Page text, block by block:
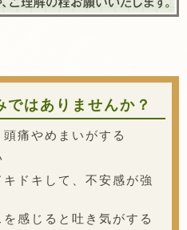
ではありませんか？
痛やめまいがする
ドキして、不安感が強
感じると吐き気がする